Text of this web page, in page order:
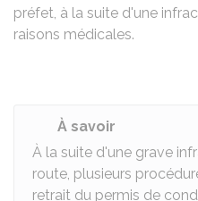
préfet, à la suite d'une
raisons médicales.
À savoir
À la suite d'une grave
route, plusieurs
retrait du permis de